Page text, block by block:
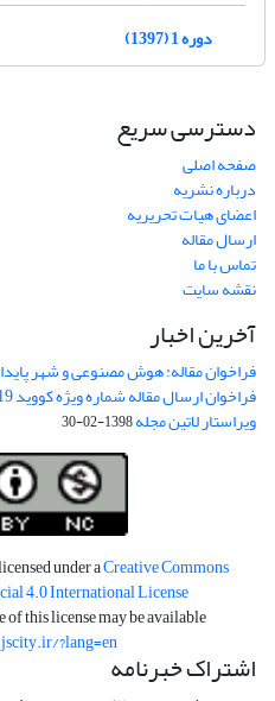
دوره 1 (1397)
دسترسی سریع
صفحه اصلی
درباره نشریه
اعضای هیات تحریریه
ارسال مقاله
تماس با ما
نقشه سایت
آخرین اخبار
فراخوان مقاله: هوش مصنوعی و شهر
فراخوان ارسال مقاله شماره ویژه کووید 19:
ویراستار لاتین مجله1398-02-30
under aCreative Commons
4.0 International License
of this license may be available
?lang=en
اشتراک خبرنامه